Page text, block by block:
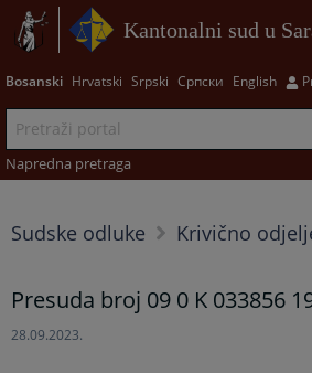
Kantonalni sud u
Bosanski Hrvatski Srpski Српски English
Napredna pretraga
Sudske odluke Krivično
Presuda broj 09 0 K 033856
28.09.2023.